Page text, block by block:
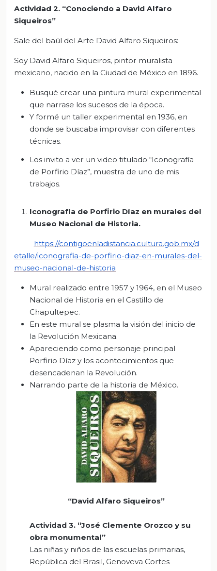
Actividad 2. “Conociendo a David Alfaro
Siqueiros”
Sale del baúl del Arte David Alfaro Siqueiros:
Soy David Alfaro Siqueiros, pintor muralista
mexicano, nacido en la Ciudad de México en 1896.
Busqué crear una pintura mural experimental
que narrase los sucesos de la época.
Y formé un taller experimental en 1936, en
donde se buscaba improvisar con diferentes
técnicas.
Los invito a ver un video titulado “Iconografía
de Porfirio Díaz”, muestra de uno de mis
trabajos.
Iconografía de Porfirio Díaz en murales del
Museo Nacional de Historia.
https://contigoenladistancia.cultura.gob.mx/d
etalle/iconografia-de-porfirio-diaz-en-murales-del-
museo-nacional-de-historia
Mural realizado entre 1957 y 1964, en el Museo
Nacional de Historia en el Castillo de
Chapultepec.
En este mural se plasma la visión del inicio de
la Revolución Mexicana.
Apareciendo como personaje principal
Porfirio Díaz y los acontecimientos que
desencadenan la Revolución.
Narrando parte de la historia de México.
“David Alfaro Siqueiros”
Actividad 3. “José Clemente Orozco y su
obra monumental”
Las niñas y niños de las escuelas primarias,
República del Brasil, Genoveva Cortes